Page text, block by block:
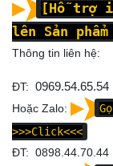
[Hỗ trợ
lên Sản
Thông tin liên hệ:
ĐT: 0969.54.65.54
Hoặc Zalo:
>>>Click<<<
ĐT: 0898.44.70.44